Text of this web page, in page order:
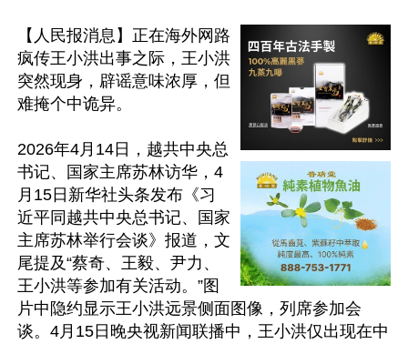
【人民报消息】正在海外网路
疯传王小洪出事之际，王小洪
突然现身，辟谣意味浓厚，但
难掩个中诡异。
2026年4月14日，越共中央总
书记、国家主席苏林访华，4
月15日新华社头条发布《习
近平同越共中央总书记、国家
主席苏林举行会谈》报道，文
尾提及“蔡奇、王毅、尹力、
王小洪等参加有关活动。”图
片中隐约显示王小洪远景侧面图像，列席参加会
谈。4月15日晚央视新闻联播中，王小洪仅出现在中